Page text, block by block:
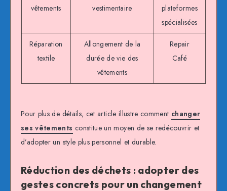
vêtements
vestimentaire
plateformes
spécialisées
Réparation
textile
Allongement de la
durée de vie des
vêtements
Repair
Café
Pour plus de détails, cet article illustre comment changer
ses vêtements constitue un moyen de se redécouvrir et
d’adopter un style plus personnel et durable.
Réduction des déchets : adopter des
gestes concrets pour un changement